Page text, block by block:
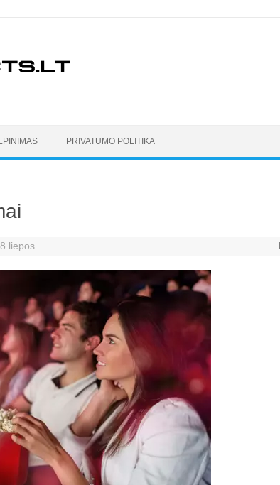
PRIVATUMO POLITIKA
liepos